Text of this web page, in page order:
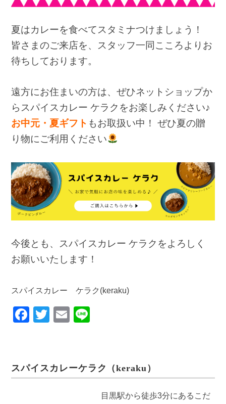
夏はカレーを食べてスタミナつけましょう！
皆さまのご来店を、スタッフ一同こころよりお
待ちしております。
遠方にお住まいの方は、ぜひネットショップか
らスパイスカレー ケラクをお楽しみください♪
お中元・夏ギフト もお取扱い中！ ぜひ夏の贈
り物にご利用ください
今後とも、スパイスカレー ケラクをよろしく
お願いいたします！
スパイスカレー ケラク(keraku)
F
e
b
T
er
E
スパイスカレーケラク（keraku）
目黒駅から徒歩3分にあるこだ